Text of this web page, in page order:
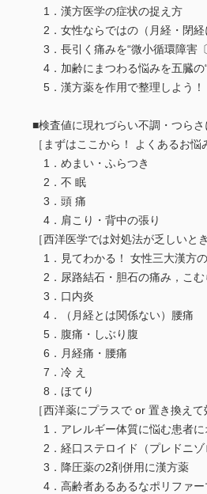
1．漢方医学の症状の捉え方
2．女性ならではの（月経・閉経
3．長引く痛みを“微小循環障害
4．加齢にまつわる悩みを五臓の
5．漢方薬を作用で整理しよう！
■検査値に現れづらい不調・つら
［まずはここから！ よくあるお悩
1．めまい・ふらつき
2．不 眠
3．頭 痛
4．肩こり・背中の張り
［西洋医学では対処法が乏しいと
1．見てわかる！ 女性三大漢方
2．尿路結石・胆石の痛み，こむ
3．口内炎
4．（月経とは関係ない）腰痛
5．腹痛・しぶり腹
6．月経痛・腰痛
7．冷 え
8．ほてり
［西洋薬にプラスで or 置き換え
1．アレルギー体質に悩む患者
2．経口ステロイド（プレドニ
3．降圧薬の2剤併用に漢方薬
4．高齢者あるあるなポリファ